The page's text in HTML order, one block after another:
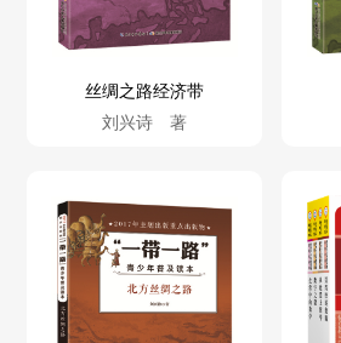
丝绸之路经济带
刘兴诗 著